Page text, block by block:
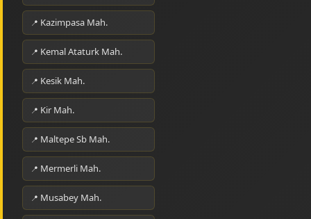
Kazimpasa Mah.
Kemal Ataturk Mah.
Kesik Mah.
Kir Mah.
Maltepe Sb Mah.
Mermerli Mah.
Musabey Mah.